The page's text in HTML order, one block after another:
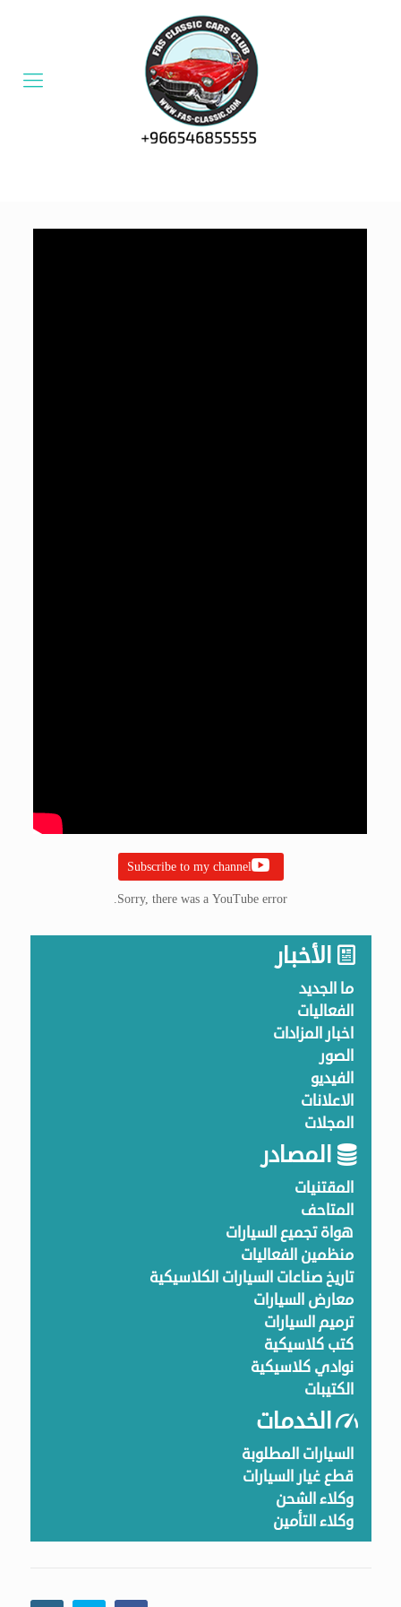
Subscribe to my channel
Sorry, there was a YouTube error.
الأخبار
ما الجديد
الفعاليات
اخبار المزادات
الصور
الفيديو
الاعلانات
المجلات
المصادر
المقتنيات
المتاحف
هواة تجميع السيارات
منظمين الفعاليات
تاريخ صناعات السيارات الكلاسيكية
معارض السيارات
ترميم السيارات
كتب كلاسيكية
نوادي كلاسيكية
الكتيبات
الخدمات
السيارات المطلوبة
قطع غيار السيارات
وكلاء الشحن
وكلاء التأمين